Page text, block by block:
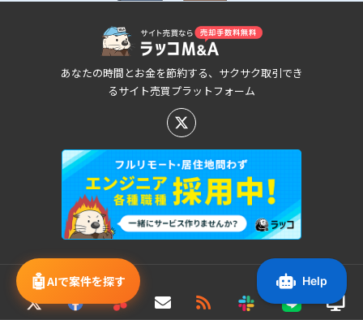
🤖AIで案件を探す
あなたの時間とお金を節約する、サクサク取引でき
るサイト売買プラットフォーム
新着/値下げ案件情報